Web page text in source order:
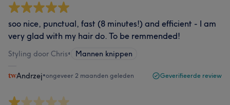
soo nice, punctual, fast (8 minutes!) and efficient - I am
very glad with my hair do. To be remmended!
Styling door Chris• Mannen knippen
Andrzej•ongeveer 2 maanden geleden Geverifieerde review